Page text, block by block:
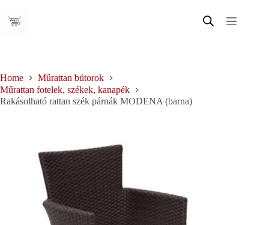
content
Home
Műrattan bútorok
Műrattan fotelek, székek, kanapék
Rakásolható rattan szék párnák MODENA (barna)